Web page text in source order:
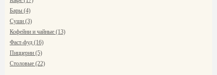
Бары (4)
Суши (3)
Кофейни и чайные (13)
Фаст-фуд (16)
Пиццерии (5)
Столовые (22)